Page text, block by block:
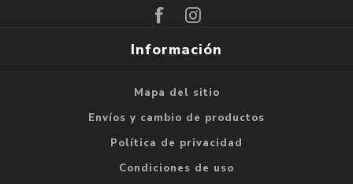
Información
Mapa del sitio
Envíos y cambio de productos
Política de privacidad
Condiciones de uso